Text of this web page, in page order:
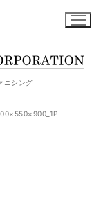
ニシング